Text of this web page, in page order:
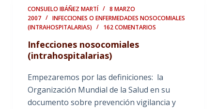
CONSUELO IBÁÑEZ MARTÍ
8 MARZO
2007
INFECCIONES O ENFERMEDADES NOSOCOMIALES
(INTRAHOSPITALARIAS)
162 COMENTARIOS
Infecciones nosocomiales
(intrahospitalarias)
Empezaremos por las definiciones: la
Organización Mundial de la Salud en su
documento sobre prevención vigilancia y